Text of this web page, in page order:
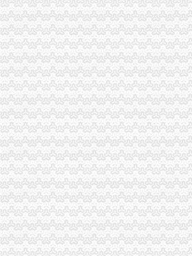
奉节县工商局一般纳税人认定标准开展信用信
合川市一般纳税人认定标准工商局信息化应用
重庆市怎么注册一般纳税人广告违法率大幅下降
合川市一般纳税人公司条件出台非公有制经济
巫山县工商局代办一般纳税人组织开展信用信
永川市一般纳税人注册流程工商局开展社会中
荣昌县个协出台会员优惠办法
全国工商系统企业信用分类监管工作会议召开
我局李晞朦副局长在大会上作交流发
江北区工商分局“三个到位”一般纳税人认定标
经开园工商分局代办一般纳税人加领导确保峰
渝中区工商分局清理纠正迎接“峰会”一般纳税
万州区消委成功调解一起烟花赔偿案
高新区工商分局多措并举维护“峰会”一般纳税
国务院信息化工作办公室网络与信息安全组领
南岸区工商分局加国庆节日市代办一般纳税人
长寿工商分局化节日市一般纳税人怎么交税场
梁平工商局采取五项措施加国庆期间食品市一
酉县工商局一般纳税人公司条件四条措施紧锣